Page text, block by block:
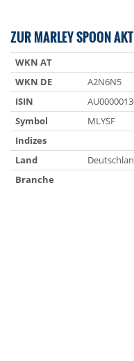
ZUR MARLEY SPOON
WKN AT
WKN DE
A2N6N5
ISIN
Symbol
MLYSF
Indizes
Land
Branche